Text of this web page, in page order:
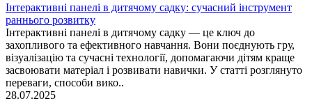
Інтерактивні панелі в дитячому садку: сучасний інструмент
раннього розвитку
Інтерактивні панелі в дитячому садку — це ключ до
захопливого та ефективного навчання. Вони поєднують гру,
візуалізацію та сучасні технології, допомагаючи дітям краще
засвоювати матеріал і розвивати навички. У статті розглянуто
переваги, способи вико..
28.07.2025